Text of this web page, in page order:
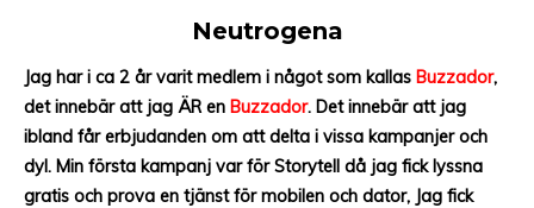
Neutrogena
Jag har i ca 2 år varit medlem i något som kallas Buzzador,
det innebär att jag ÄR en Buzzador. Det innebär att jag
ibland får erbjudanden om att delta i vissa kampanjer och
dyl. Min första kampanj var för Storytell då jag fick lyssna
gratis och prova en tjänst för mobilen och dator, Jag fick